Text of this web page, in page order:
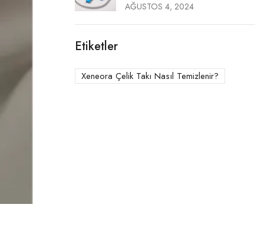
AĞUSTOS 4, 2024
Etiketler
Xeneora Çelik Takı Nasıl Temizlenir?